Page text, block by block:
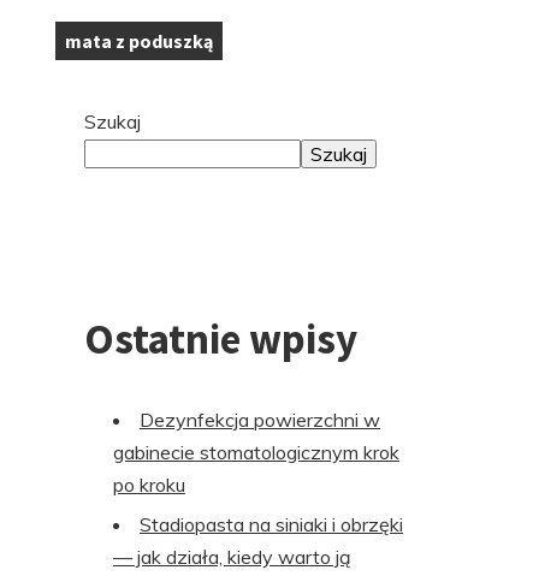
Tagi:
mata z poduszką
PrzejdźSzukaj
Szukaj
Ostatnie wpisy
Dezynfekcja powierzchni w
gabinecie stomatologicznym krok
po kroku
Stadiopasta na siniaki i obrzęki
— jak działa, kiedy warto ją